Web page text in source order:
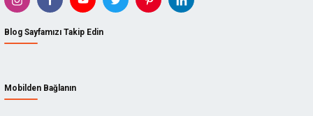
Blog Sayfamızı Takip Edin
Mobilden Bağlanın